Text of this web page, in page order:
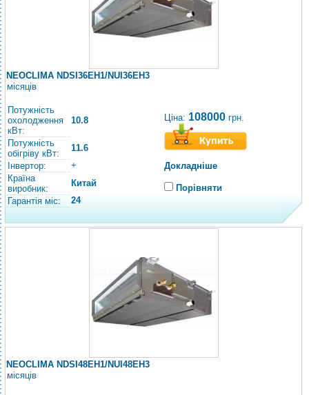
NEOCLIMA NDSI36EH1/NUI36EH3
місяців
Потужність
охолодження
кВт:
10.8
Потужність
обігріву кВт:
11.6
Інвертор:
+
Країна
виробник:
Китай
Гарантія міс:
24
Ціна: 108000 грн.
Докладніше
Порівняти
NEOCLIMA NDSI48EH1/NUI48EH3
місяців